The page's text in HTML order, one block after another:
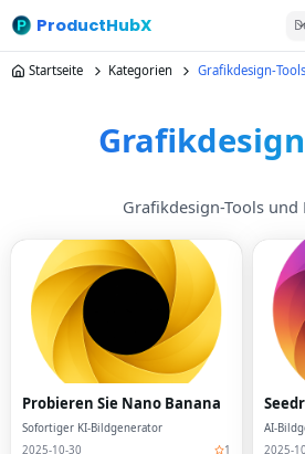
ProductHubX
Startseite Kategorien Grafikdesign-Tools
Grafikdesign-Tools und
Probieren Sie Nano Banana
Sofortiger KI-Bildgenerator
2025-10-30
1
AI-
2025-